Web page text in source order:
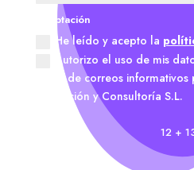
Aceptación
He leído y acepto la
Autorizo el uso de mis
envío de correos informativos
Formación y Consultoría S.L.
12 +